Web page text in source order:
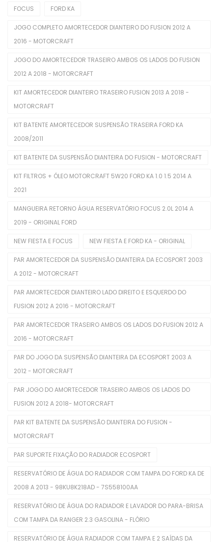
Bombas De Combustível
Bombas De Óleo
Cabeçotes
Cabos De Velas
Corpo De Borboleta
Correias Dentadas
Correias Poly V
Filtros De Ar
Filtros De Combustível
Filtros De Óleo
Juntas Tampa De Válvula
Kit De Distribuição
Mangueira Radiador
Mangueiras De Admissão
Polia De Virabrequim
FOCUS FORD KA
JOGO COMPLETO AMORTECEDOR DIANTEIRO DO FUSION 2012 A
2016 - MOTORCRAFT
JOGO DO AMORTECEDOR TRASEIRO AMBOS OS LADOS DO FUSION
2012 A 2018 - MOTORCRAFT
KIT AMORTECEDOR DIANTEIRO TRASEIRO FUSION 2013 A 2018 -
MOTORCRAFT
KIT BATENTE AMORTECEDOR SUSPENSÃO TRASEIRA FORD KA
2008/2011
KIT BATENTE DA SUSPENSÃO DIANTEIRA DO FUSION - MOTORCRAFT
KIT FILTROS + ÓLEO MOTORCRAFT 5W20 FORD KA 1.0 1.5 2014 A
2021
MANGUEIRA RETORNO ÁGUA RESERVATÓRIO FOCUS 2.0L 2014 A
2019 - ORIGINAL FORD
NEW FIESTA E FOCUS NEW FIESTA E FORD KA - ORIGINAL
PAR AMORTECEDOR DA SUSPENSÃO DIANTEIRA DA ECOSPORT 2003
A 2012 - MOTORCRAFT
PAR AMORTECEDOR DIANTEIRO LADO DIREITO E ESQUERDO DO
FUSION 2012 A 2016 - MOTORCRAFT
PAR AMORTECEDOR TRASEIRO AMBOS OS LADOS DO FUSION 2012 A
2016 - MOTORCRAFT
PAR DO JOGO DA SUSPENSÃO DIANTEIRA DA ECOSPORT 2003 A
2012 - MOTORCRAFT
PAR JOGO DO AMORTECEDOR TRASEIRO AMBOS OS LADOS DO
FUSION 2012 A 2018- MOTORCRAFT
PAR KIT BATENTE DA SUSPENSÃO DIANTEIRA DO FUSION -
MOTORCRAFT
PAR SUPORTE FIXAÇÃO DO RADIADOR ECOSPORT
RESERVATÓRIO DE ÁGUA DO RADIADOR COM TAMPA DO FORD KA DE
2008 A 2013 - 98KU8K218AD - 7S558100AA
RESERVATÓRIO DE ÁGUA DO RADIADOR E LAVADOR DO PARA-BRISA
COM TAMPA DA RANGER 2.3 GASOLINA - FLÓRIO
RESERVATÓRIO DE ÁGUA RADIADOR COM TAMPA E 2 SAÍDAS DA